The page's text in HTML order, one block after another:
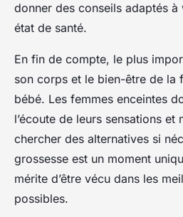
donner des conseils adaptés
état de santé.
En fin de compte, le plus
son corps et le bien-être de la
bébé. Les femmes enceintes
l’écoute de leurs sensations et
chercher des alternatives si
grossesse est un moment
mérite d’être vécu dans les
possibles.